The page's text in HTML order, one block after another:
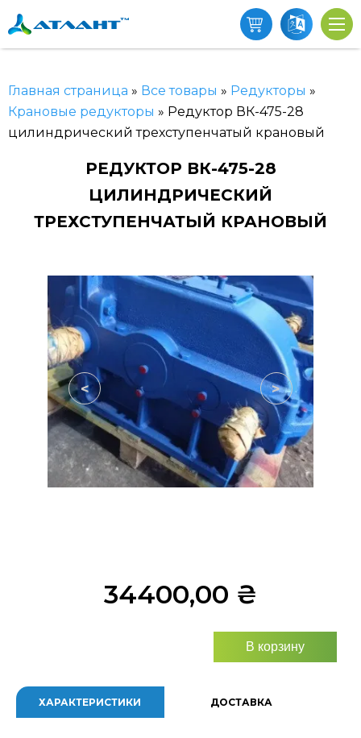
Главная страница » Все товары » Редукторы »
Крановые редукторы » Редуктор ВК-475-28
цилиндрический трехступенчатый крановый
РЕДУКТОР ВК-475-28
ЦИЛИНДРИЧЕСКИЙ
ТРЕХСТУПЕНЧАТЫЙ КРАНОВЫЙ
< >
34400,00 ₴
В корзину
ХАРАКТЕРИСТИКИ ДОСТАВКА